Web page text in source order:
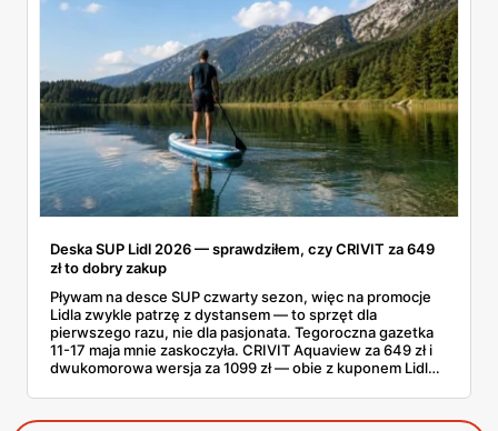
Deska SUP Lidl 2026 — sprawdziłem, czy CRIVIT za 649
zł to dobry zakup
Pływam na desce SUP czwarty sezon, więc na promocje
Lidla zwykle patrzę z dystansem — to sprzęt dla
pierwszego razu, nie dla pasjonata. Tegoroczna gazetka
11-17 maja mnie zaskoczyła. CRIVIT Aquaview za 649 zł i
dwukomorowa wersja za 1099 zł — obie z kuponem Lidl
nośność, a do tego, jak wypadają wobec tańszych modeli
z Decathlonu.